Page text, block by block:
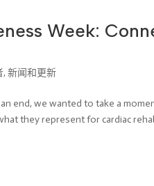
Week:
,新闻和更新
end, we wanted to take a
they represent for cardiac